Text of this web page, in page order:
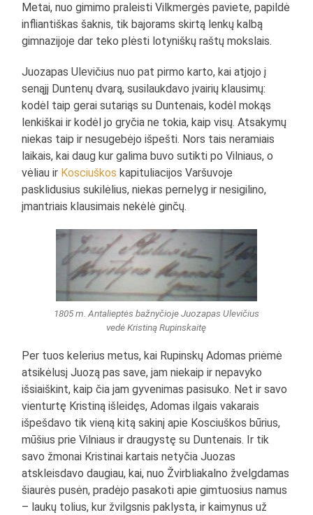
Metai, nuo gimimo praleisti Vilkmergės paviete, papildė
infliantiškas šaknis, tik bajorams skirtą lenkų kalbą
gimnazijoje dar teko plėsti lotyniškų raštų mokslais.
Juozapas Ulevičius nuo pat pirmo karto, kai atjojo į
senąjį Duntenų dvarą, susilaukdavo įvairių klausimų:
kodėl taip gerai sutariąs su Duntenais, kodėl mokąs
lenkiškai ir kodėl jo gryčia ne tokia, kaip visų. Atsakymų
niekas taip ir nesugebėjo išpešti. Nors tais neramiais
laikais, kai daug kur galima buvo sutikti po Vilniaus, o
vėliau ir Kosciuškos kapituliacijos Varšuvoje
pasklidusius sukilėlius, niekas pernelyg ir nesigilino,
įmantriais klausimais nekėlė ginčų.
1805 m. Antalieptės bažnyčioje Juozapas Ulevičius
vedė Kristiną Rupinskaitę
Per tuos kelerius metus, kai Rupinskų Adomas priėmė
atsikėlusį Juozą pas save, jam niekaip ir nepavyko
išsiaiškint, kaip čia jam gyvenimas pasisuko. Net ir savo
vienturtę Kristiną išleidęs, Adomas ilgais vakarais
išpešdavo tik vieną kitą sakinį apie Kosciuškos būrius,
mūšius prie Vilniaus ir draugystę su Duntenais. Ir tik
savo žmonai Kristinai kartais netyčia Juozas
atskleisdavo daugiau, kai, nuo Žvirbliakalno žvelgdamas
šiaurės pusėn, pradėjo pasakoti apie gimtuosius namus
– laukų tolius, kur žvilgsnis paklysta, ir kaimynus už